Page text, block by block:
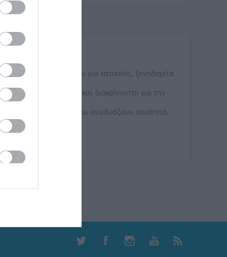
μπάνιου για κατοικίες, ξενοδοχεία
υγιεινής και διακρίνονται για την
πελάτες προϊόντα που συνδυάζουν ποιότητα,